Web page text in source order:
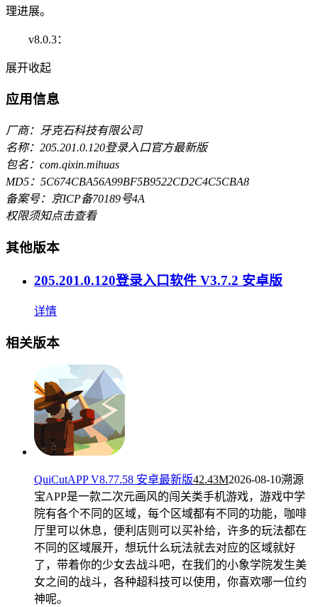
理进展。
v8.0.3：
展开收起
应用信息
厂商：牙克石科技有限公司
名称：205.201.0.120登录入口官方最新版
包名：com.qixin.mihuas
MD5：5C674CBA56A99BF5B9522CD2C4C5CBA8
备案号：京ICP备70189号4A
权限须知点击查看
其他版本
205.201.0.120登录入口软件 V3.7.2 安卓版
详情
相关版本
QuiCutAPP V8.77.58 安卓最新版42.43M2026-08-10溯源
宝APP是一款二次元画风的闯关类手机游戏，游戏中学
院有各个不同的区域，每个区域都有不同的功能，咖啡
厅里可以休息，便利店则可以买补给，许多的玩法都在
不同的区域展开，想玩什么玩法就去对应的区域就好
了，带着你的少女去战斗吧，在我们的小象学院发生美
女之间的战斗，各种超科技可以使用，你喜欢哪一位约
神呢。